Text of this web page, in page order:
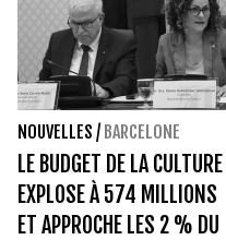
NOUVELLES / BARCELONE
LE BUDGET DE LA CULTURE
EXPLOSE À 574 MILLIONS
ET APPROCHE LES 2 % DU